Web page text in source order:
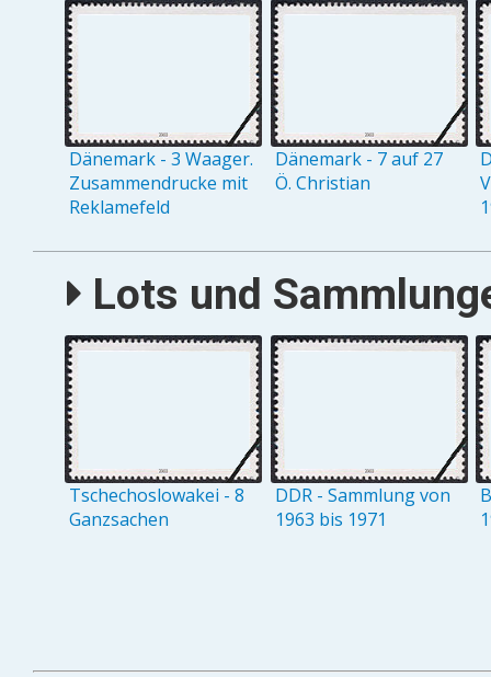
Dänemark - 3 Waager.
Zusammendrucke mit
Reklamefeld
Dänemark - 7 auf 27
Ö. Christian
Lots und
Tschechoslowakei - 8
Ganzsachen
DDR - Sammlung von
1963 bis 1971